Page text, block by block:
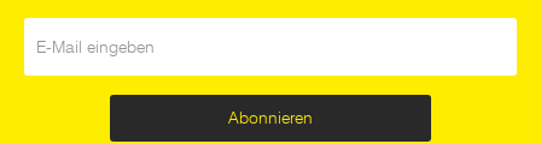
Abonnieren